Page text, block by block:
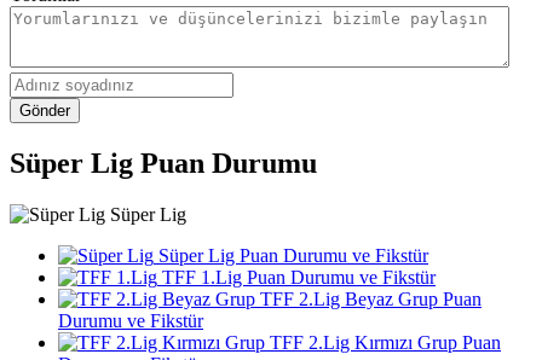
Gönder
Süper Lig Puan Durumu
Süper Lig
Süper Lig Puan Durumu ve Fikstür
TFF 1.Lig Puan Durumu ve Fikstür
TFF 2.Lig Beyaz Grup Puan
Durumu ve Fikstür
TFF 2.Lig Kırmızı Grup Puan